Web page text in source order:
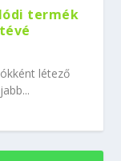
termék
létező